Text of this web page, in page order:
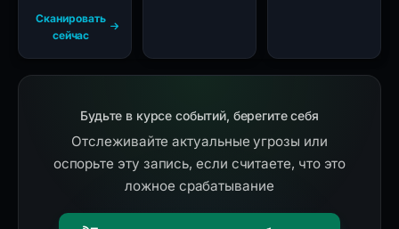
Сканировать
сейчас
Будьте в курсе событий, берегите себя
Отслеживайте актуальные угрозы или
оспорьте эту запись, если считаете, что это
ложное срабатывание